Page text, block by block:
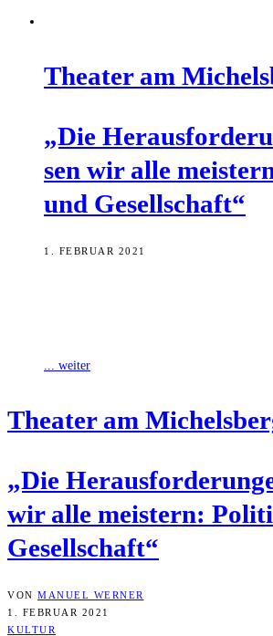
Thea­ter am
„Die
sen wir alle
und Gesellschaft“
1. FEBRUAR 2021
... weiter
Thea­ter am
„Die
wir alle meis­tern:
Gesellschaft“
VON MANUEL WERNER
1. FEBRUAR 2021
KULTUR